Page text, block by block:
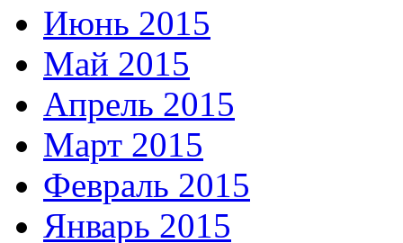
Июнь 2015
Май 2015
Апрель 2015
Март 2015
Февраль 2015
Январь 2015